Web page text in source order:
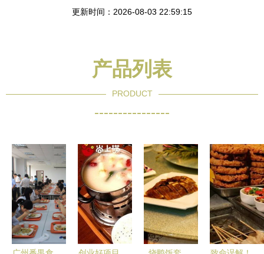
更新时间：2026-08-03 22:59:15
产品列表
PRODUCT
----------------